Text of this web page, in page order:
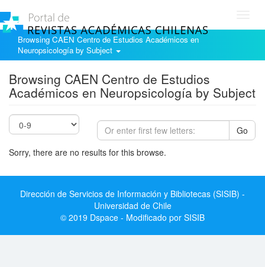
Browsing CAEN Centro de Estudios Académicos en
Neuropsicología by Subject
Browsing CAEN Centro de Estudios
Académicos en Neuropsicología by Subject
Go
Sorry, there are no results for this browse.
Dirección de Servicios de Información y Bibliotecas (SISIB) -
Universidad de Chile
© 2019 Dspace - Modificado por SISIB